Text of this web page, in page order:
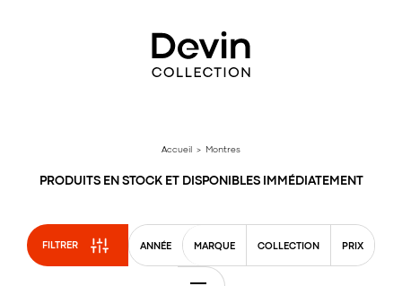
Accueil > Montres
PRODUITS EN STOCK ET DISPONIBLES IMMÉDIATEMENT
FILTRER ANNÉE MARQUE COLLECTION PRIX